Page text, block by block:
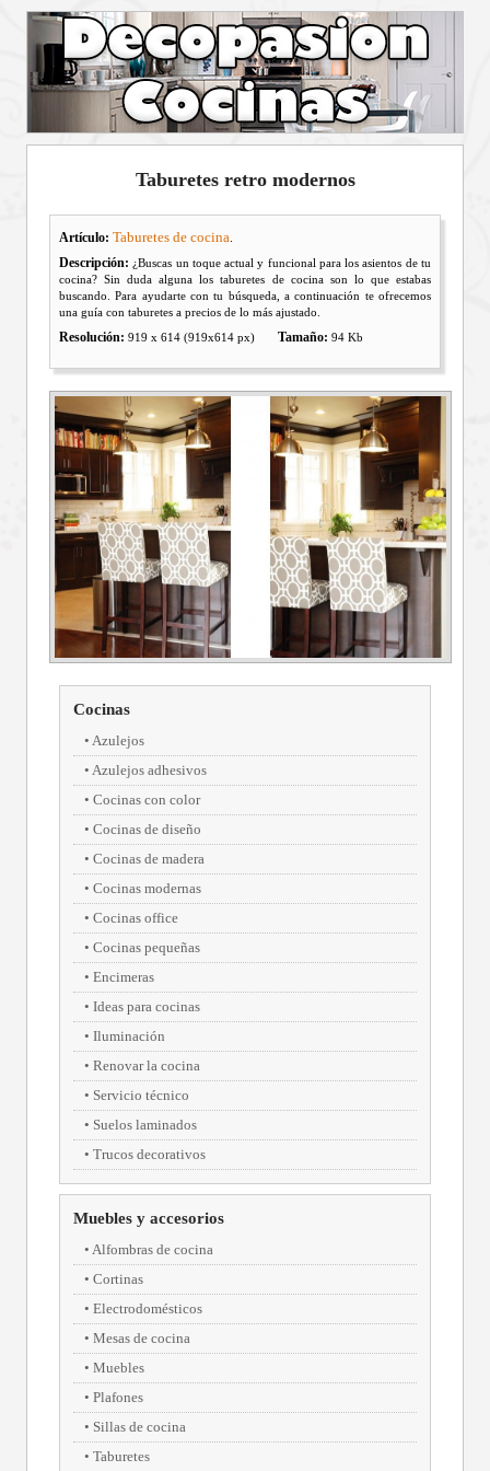
Taburetes retro modernos
Artículo: Taburetes de cocina.
Descripción: ¿Buscas un toque actual y funcional para los asientos de tu
cocina? Sin duda alguna los taburetes de cocina son lo que estabas
buscando. Para ayudarte con tu búsqueda, a continuación te ofrecemos
una guía con taburetes a precios de lo más ajustado.
Resolución: 919 x 614 (919x614 px) Tamaño: 94 Kb
Cocinas
Azulejos
Azulejos adhesivos
Cocinas con color
Cocinas de diseño
Cocinas de madera
Cocinas modernas
Cocinas office
Cocinas pequeñas
Encimeras
Ideas para cocinas
Iluminación
Renovar la cocina
Servicio técnico
Suelos laminados
Trucos decorativos
Muebles y accesorios
Alfombras de cocina
Cortinas
Electrodomésticos
Mesas de cocina
Muebles
Plafones
Sillas de cocina
Taburetes